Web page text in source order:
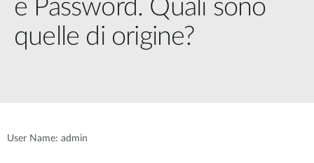
e Password. Quali sono
quelle di origine?
User Name: admin